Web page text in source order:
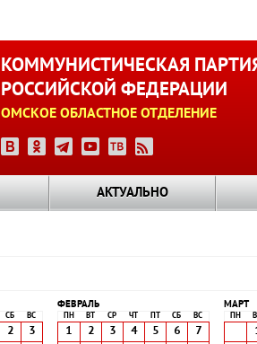
КОММУНИСТИЧЕСКАЯ
РОССИЙСКОЙ ФЕДЕРАЦИИ
ОМСКОЕ ОБЛАСТНОЕ ОТДЕЛЕНИЕ
АКТУАЛЬНО
СБ ВС
2
3
ФЕВРАЛЬ
ПН ВТ СР ЧТ СБ ВС
1 2 3 4 5 6
7
МАРТ
ПН